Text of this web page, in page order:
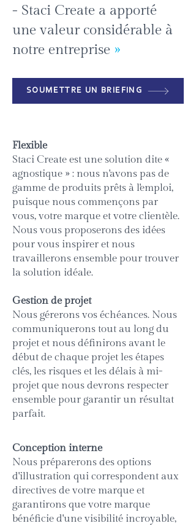
- Staci Create a apporté
une valeur considérable à
notre entreprise »
SOUMETTRE UN BRIEFING
Flexible
Staci Create est une solution dite «
agnostique » : nous n'avons pas de
gamme de produits prêts à l'emploi,
puisque nous commençons par
vous, votre marque et votre clientèle.
Nous vous proposerons des idées
pour vous inspirer et nous
travaillerons ensemble pour trouver
la solution idéale.
Gestion de projet
Nous gérerons vos échéances. Nous
communiquerons tout au long du
projet et nous définirons avant le
début de chaque projet les étapes
clés, les risques et les délais à mi-
projet que nous devrons respecter
ensemble pour garantir un résultat
parfait.
Conception interne
Nous préparerons des options
d'illustration qui correspondent aux
directives de votre marque et
garantirons que votre marque
bénéficie d'une visibilité incroyable,